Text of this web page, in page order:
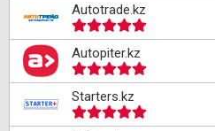
Autotrade.kz
Autopiter.kz
Starters.kz